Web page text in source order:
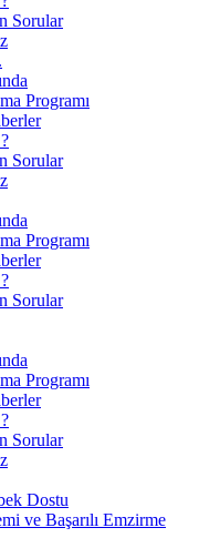
Sorular
Programı
Sorular
Programı
Sorular
Programı
Sorular
Dostu
ve Başarılı Emzirme